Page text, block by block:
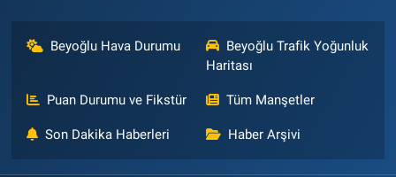
Beyoğlu Hava Durumu
Beyoğlu Trafik Yoğunluk
Haritası
Puan Durumu ve Fikstür Tüm Manşetler
Son Dakika Haberleri Haber Arşivi